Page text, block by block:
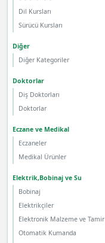
Dil Kursları
Sürücü Kursları
Diğer
Diğer Kategoriler
Doktorlar
Diş Doktorları
Doktorlar
Eczane ve Medikal
Eczaneler
Medikal Ürünler
Elektrik,Bobinaj ve Su
Bobinaj
Elektrikçiler
Elektronik Malzeme ve Tamir
Otomatik Kumanda